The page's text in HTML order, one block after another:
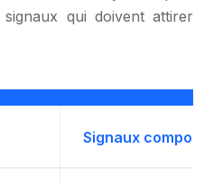
qui doivent attirer
Signaux